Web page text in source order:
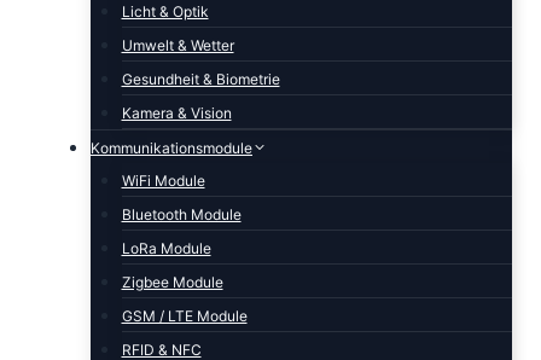
Licht & Optik
Umwelt & Wetter
Gesundheit & Biometrie
Kamera & Vision
Kommunikationsmodule
WiFi Module
Bluetooth Module
LoRa Module
Zigbee Module
GSM / LTE Module
RFID & NFC